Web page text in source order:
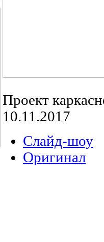
Проект
10.11.2017
Слайд-шоу
Оригинал